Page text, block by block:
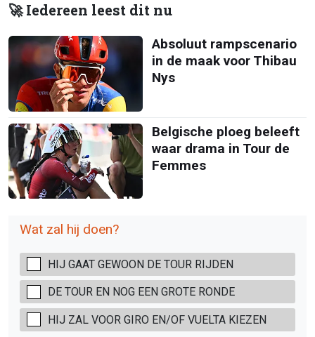
🚀 Iedereen leest dit nu
Absoluut rampscenario
in de maak voor Thibau
Nys
Belgische ploeg beleeft
waar drama in Tour de
Femmes
Wat zal hij doen?
HIJ GAAT GEWOON DE TOUR RIJDEN
DE TOUR EN NOG EEN GROTE RONDE
HIJ ZAL VOOR GIRO EN/OF VUELTA KIEZEN